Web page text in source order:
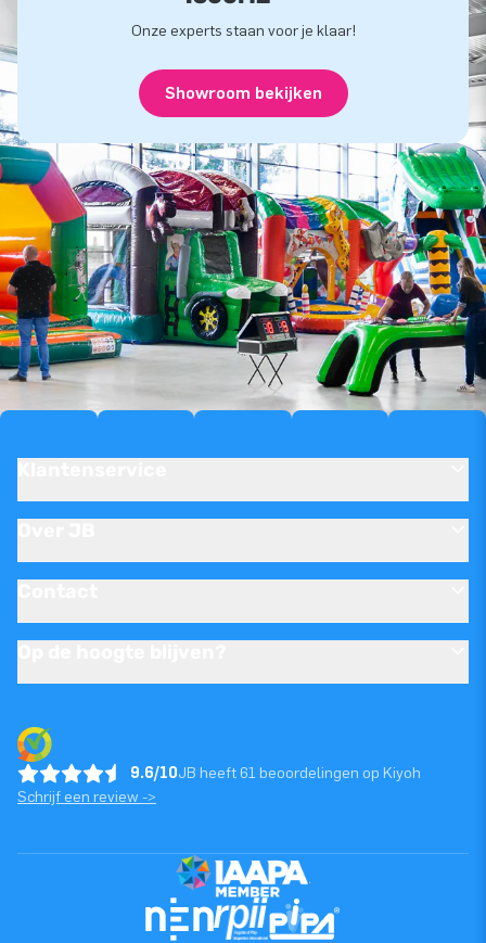
Onze experts staan voor je klaar!
Showroom bekijken
9.6/10JB heeft 61 beoordelingen op Kiyoh
Schrijf een review ->